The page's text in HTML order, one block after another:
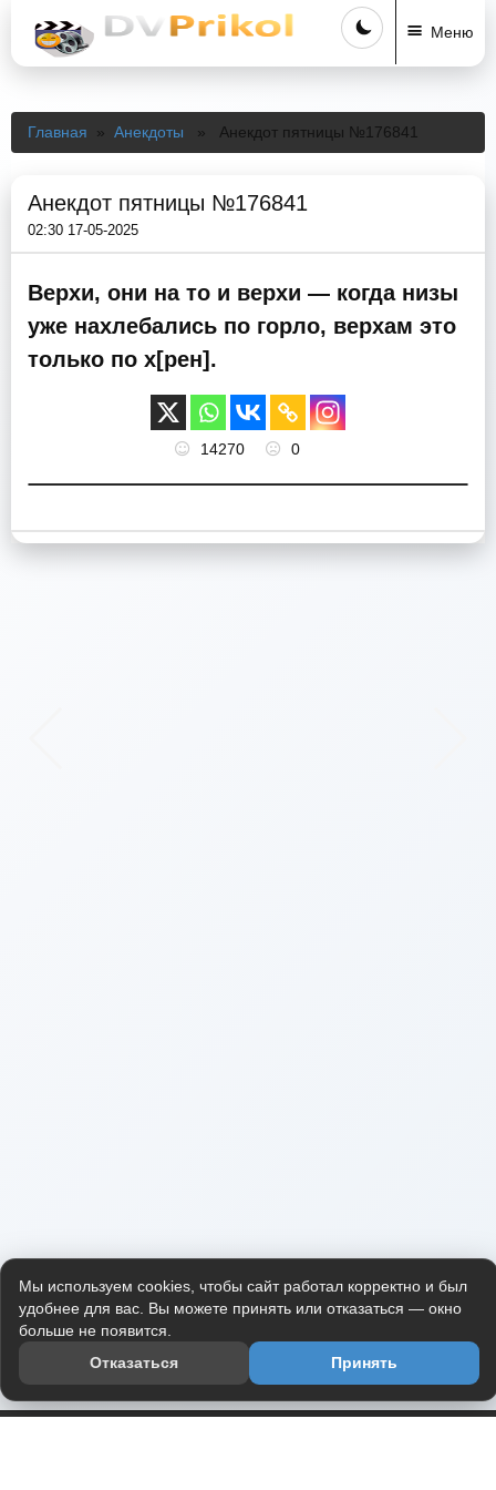
Меню
Главная » Анекдоты » Анекдот пятницы №176841
Анекдот пятницы №176841
02:30 17-05-2025
Верхи, они на то и верхи — когда низы
уже нахлебались по горло, верхам это
только по х[рен].
14270 0
Мы используем cookies, чтобы сайт работал корректно и был
удобнее для вас. Вы можете принять или отказаться — окно
больше не появится.
Отказаться
Принять